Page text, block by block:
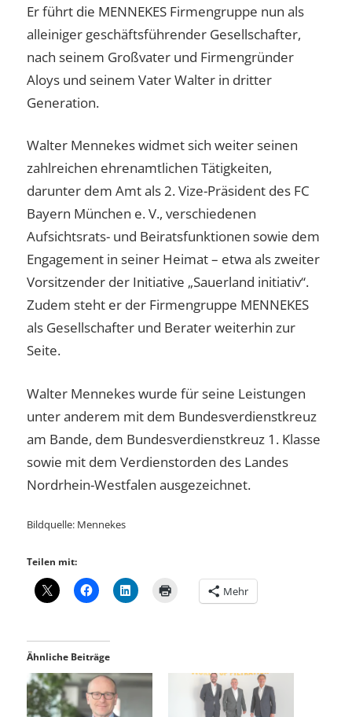
Er führt die MENNEKES Firmengruppe nun als
alleiniger geschäftsführender Gesellschafter,
nach seinem Großvater und Firmengründer
Aloys und seinem Vater Walter in dritter
Generation.
Walter Mennekes widmet sich weiter seinen
zahlreichen ehrenamtlichen Tätigkeiten,
darunter dem Amt als 2. Vize-Präsident des FC
Bayern München e. V., verschiedenen
Aufsichtsrats- und Beiratsfunktionen sowie dem
Engagement in seiner Heimat – etwa als zweiter
Vorsitzender der Initiative „Sauerland initiativ“.
Zudem steht er der Firmengruppe MENNEKES
als Gesellschafter und Berater weiterhin zur
Seite.
Walter Mennekes wurde für seine Leistungen
unter anderem mit dem Bundesverdienstkreuz
am Bande, dem Bundesverdienstkreuz 1. Klasse
sowie mit dem Verdienstorden des Landes
Nordrhein-Westfalen ausgezeichnet.
Bildquelle: Mennekes
Teilen mit:
Mehr
Ähnliche Beiträge